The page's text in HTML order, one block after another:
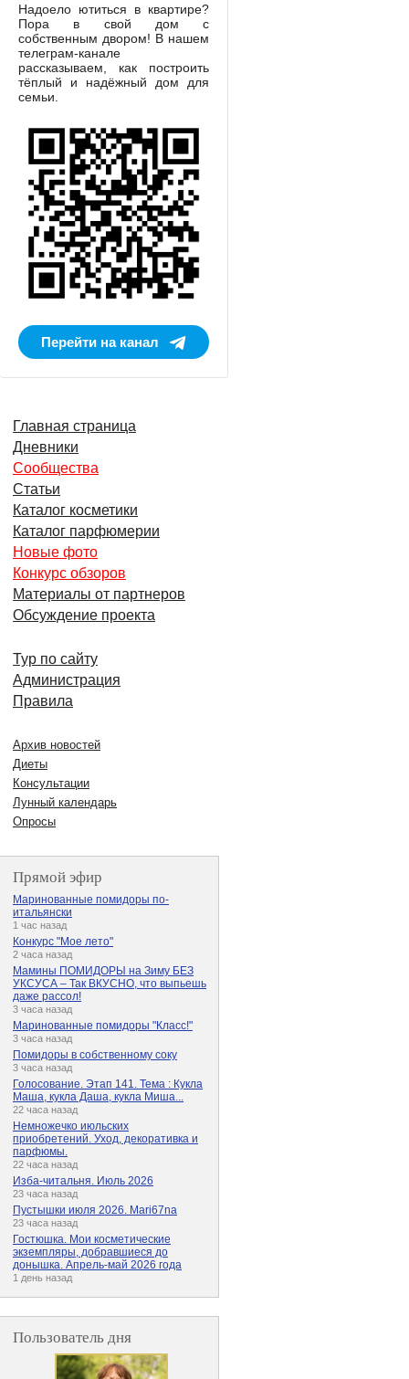
Надоело ютиться в квартире?
Пора в свой дом с
собственным двором! В нашем
телеграм-канале
рассказываем, как построить
тёплый и надёжный дом для
семьи.
Перейти на канал
Главная страница
Дневники
Сообщества
Статьи
Каталог косметики
Каталог парфюмерии
Новые фото
Конкурс обзоров
Материалы от партнеров
Обсуждение проекта
Тур по сайту
Администрация
Правила
Архив новостей
Диеты
Консультации
Лунный календарь
Опросы
Прямой эфир
Маринованные помидоры по-
итальянски
1 час назад
Конкурс "Мое лето"
2 часа назад
Мамины ПОМИДОРЫ на Зиму БЕЗ
УКСУСА – Так ВКУСНО, что выпьешь
даже рассол!
3 часа назад
Маринованные помидоры "Класс!"
3 часа назад
Помидоры в собственному соку
3 часа назад
Голосование. Этап 141. Тема : Кукла
Маша, кукла Даша, кукла Миша...
22 часа назад
Немножечко июльских
приобретений. Уход, декоративка и
парфюмы.
22 часа назад
Изба-читальня. Июль 2026
23 часа назад
Пустышки июля 2026. Mari67na
23 часа назад
Гостюшка. Мои косметические
экземпляры, добравшиеся до
донышка. Апрель-май 2026 года
1 день назад
Пользователь дня